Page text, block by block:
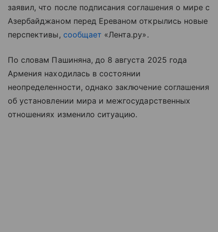
заявил, что после подписания соглашения о мире с
Азербайджаном перед Ереваном открылись новые
перспективы, сообщает «Лента.ру».
По словам Пашиняна, до 8 августа 2025 года
Армения находилась в состоянии
неопределенности, однако заключение соглашения
об установлении мира и межгосударственных
отношениях изменило ситуацию.